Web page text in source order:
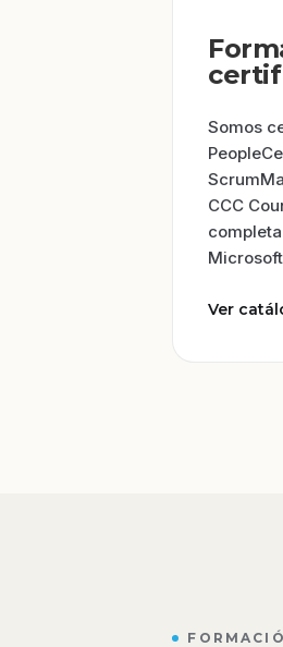
Somos
CCC
Ver